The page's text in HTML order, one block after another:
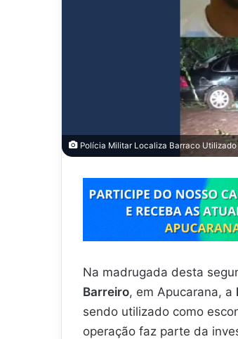
Polícia Militar Localiza Barraco
Na madrugada desta
Barreiro, em Apucarana, a
sendo utilizado como
operação faz parte da